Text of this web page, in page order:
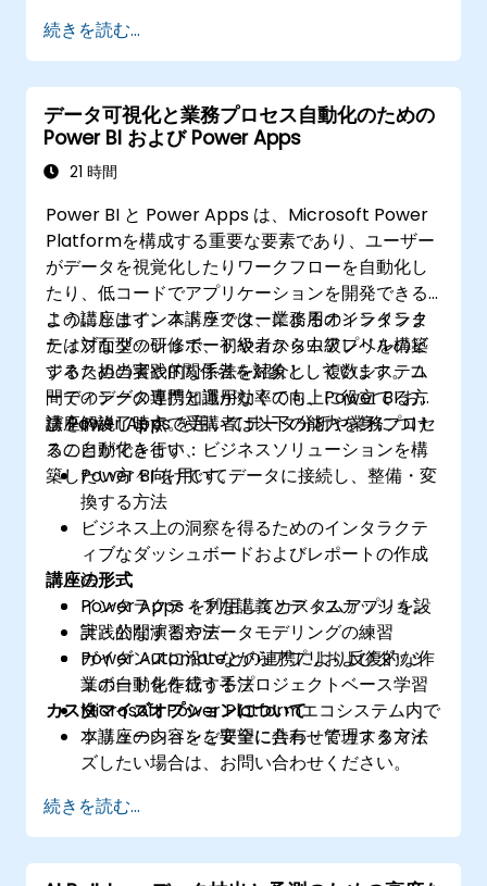
続きを読む...
データ可視化と業務プロセス自動化のための
Power BI および Power Apps
21 時間
Power BI と Power Apps は、Microsoft Power
Platformを構成する重要な要素であり、ユーザー
がデータを視覚化したりワークフローを自動化し
たり、低コードでアプリケーションを開発できる
ようにします。本講座では、業務用のインタラク
ティブなダッシュボードやカスタムアプリを構築
するための実践的な手法を紹介し、複数システム
間でのデータ連携と運用効率の向上に役立てる方
法を解説します。
この講座はインストラクターによるオンラインま
たは対面型の研修で、初級者から中級レベルのビ
ジネス担当者やIT関係者を対象としています。コ
ーディングの専門知識がなくても、Power BI およ
び Power Apps を用いてデータ分析や業務プロセ
スの自動化を行い、ビジネスソリューションを構
築したい方々向けです。
講座の終了時点で受講者は以下の能力を身につけ
ることができます：
Power BI を用いてデータに接続し、整備・変
換する方法
ビジネス上の洞察を得るためのインタラクテ
ィブなダッシュボードおよびレポートの作成
法
Power Apps を利用してカスタムアプリを設
計・公開する方法
Power Automateとの連携により反復的な作
業の自動化を行う手法
Microsoft Power Platformエコシステム内で
ソリューションを安全に共有・管理する方法
講座の形式
インタラクティブな講義とディスカッション
実践的な演習やデータモデリングの練習
ガイダンスに沿いながらアプリおよびダッシ
ュボードを作成するプロジェクトベース学習
法
カスタマイズオプションについて
本講座の内容をご要望に合わせてカスタマイ
ズしたい場合は、お問い合わせください。
続きを読む...